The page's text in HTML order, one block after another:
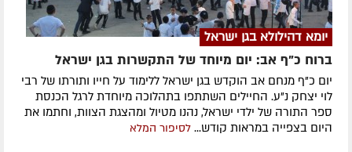
יומא דהילולא בגן ישראל
ברוח כ"ף אב: יום מיוחד של התקשרות בגן ישראל
יום כ"ף מנחם אב הוקדש בגן ישראל ללימוד על חייו ותורתו של רבי
לוי יצחק נ"ע. החיילים השתתפו בתהלוכה מיוחדת לרגל הכנסת
ספר התורה של ילדי ישראל, נהנו מטיול ומהצגת הצוות, וחתמו את
היום בצפייה במראות קודש... לסיפור המלא